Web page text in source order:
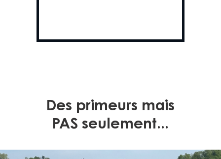
Des primeurs mais
PAS seulement...